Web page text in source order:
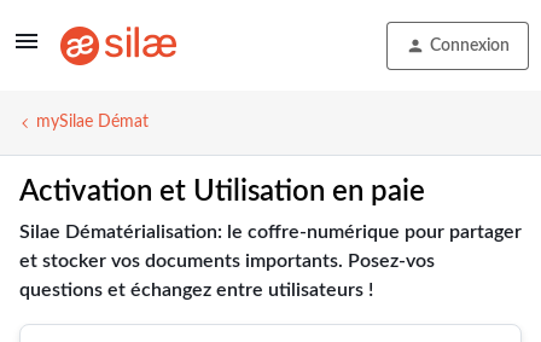
Connexion
mySilae Démat
Activation et Utilisation en paie
Silae Dématérialisation: le coffre-numérique pour partager
et stocker vos documents importants. Posez-vos
questions et échangez entre utilisateurs !